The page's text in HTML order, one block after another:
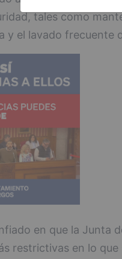
tales como
y el lavado frecuente
en que la Junta
restrictivas en lo